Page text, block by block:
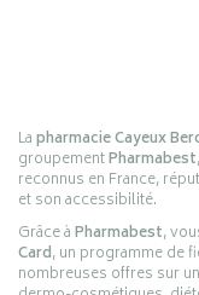
Lapharmacie Cayeux
groupementPharmabest
reconnus en France,
et son accessibilité.
Grâce àPharmabest,
Card, un programme de
nombreuses offres sur